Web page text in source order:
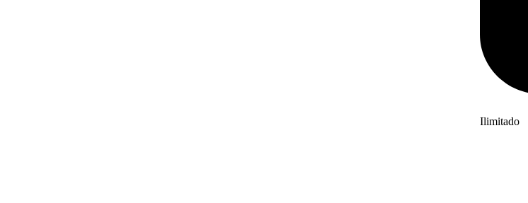
Ilimitado